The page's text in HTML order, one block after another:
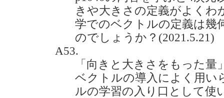
きや大きさの定義がよくわ
学でのベクトルの定義は幾
のでしょうか？(2021.5.21)
A53.
「向きと大きさをもった
ベクトルの導入によく用い
ルの学習の入り口として使